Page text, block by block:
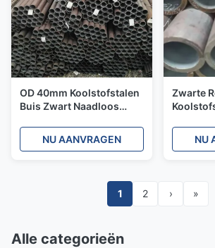
OD 40mm Koolstofstalen
Buis Zwart Naadloos
Zacht Stalen Pijp
NU AANVRAGEN
Zwarte
NU
1 2 › »
Alle categorieën